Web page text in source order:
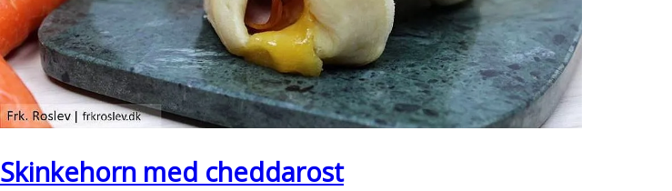
Skinkehorn med cheddarost